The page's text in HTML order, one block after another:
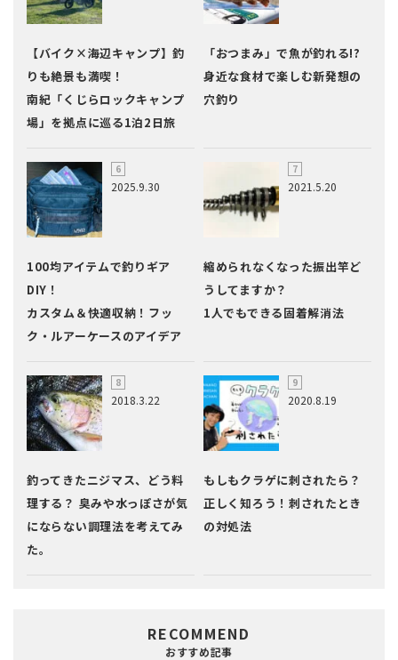
【バイク×海辺キャンプ】釣
りも絶景も満喫！
南紀「くじらロックキャンプ
場」を拠点に巡る1泊2日旅
「おつまみ」で魚が釣れる!?
身近な食材で楽しむ新発想の
穴釣り
2025.9.30
100均アイテムで釣りギア
DIY！
カスタム＆快適収納！フッ
ク・ルアーケースのアイデア
2021.5.20
縮められなくなった振出竿ど
うしてますか？
1人でもできる固着解消法
2018.3.22
釣ってきたニジマス、どう料
理する？ 臭みや水っぽさが気
にならない調理法を考えてみ
た。
2020.8.19
もしもクラゲに刺されたら？
正しく知ろう！刺されたとき
の対処法
RECOMMEND
おすすめ記事